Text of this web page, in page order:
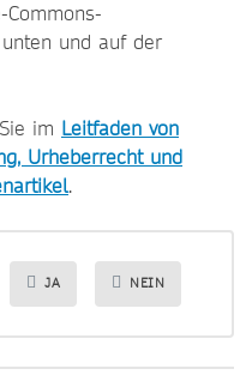
und auf der
im Leitfaden von
Urheberrecht und
.
JA NEIN